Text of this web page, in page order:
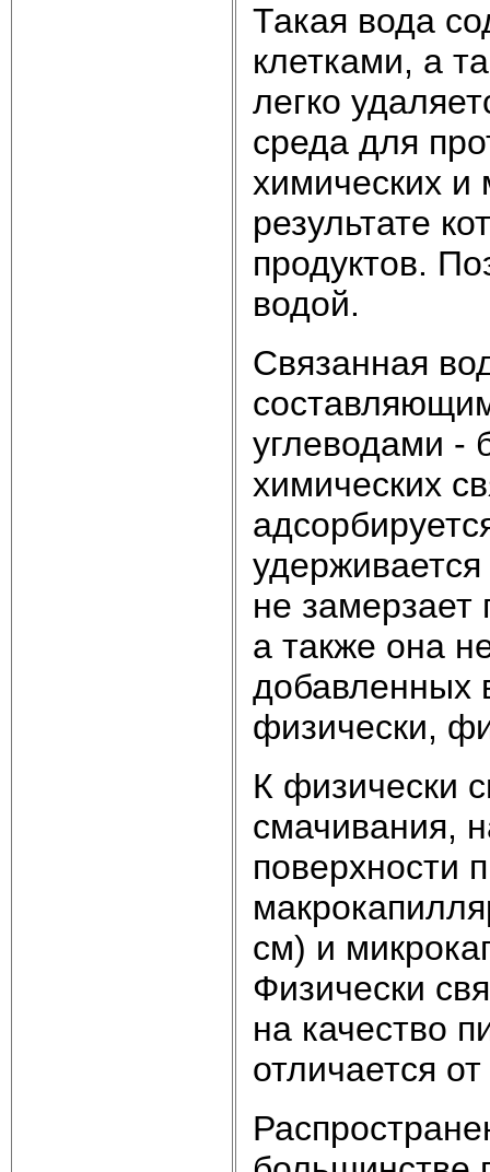
Такая вода
клетками, а
легко
среда для
химических и
результате
продуктов.
водой.
Связанная
углеводами -
химических
не замерзает
а также она
добавленных
физически,
К физически
смачивания,
поверхности
см) и
Физически
на качество
отличается